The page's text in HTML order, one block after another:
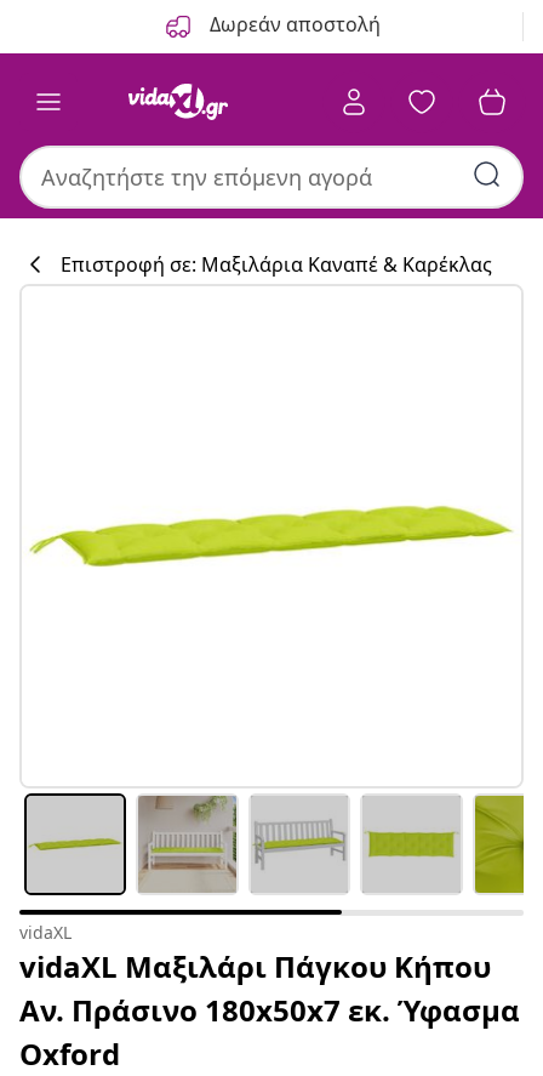
Δωρεάν αποστολή
Επιστροφή σε: Μαξιλάρια Καναπέ & Καρέκλας
vidaXL
vidaXL Μαξιλάρι Πάγκου Κήπου
Αν. Πράσινο 180x50x7 εκ. Ύφασμα
Oxford